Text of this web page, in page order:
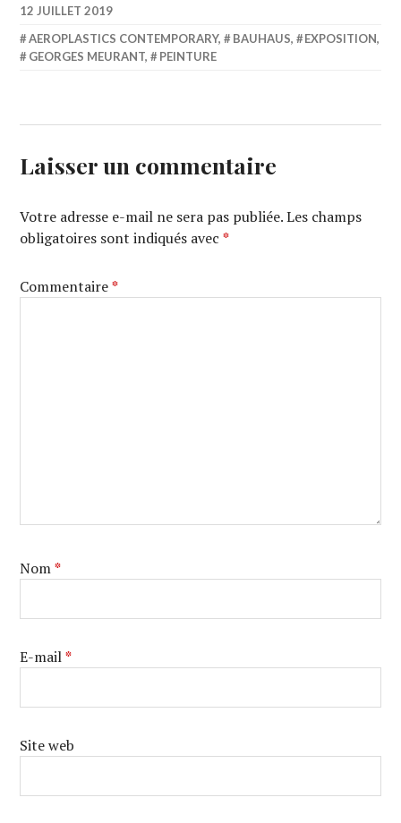
12 JUILLET 2019
AEROPLASTICS CONTEMPORARY, BAUHAUS, EXPOSITION,
GEORGES MEURANT, PEINTURE
Laisser un commentaire
Votre adresse e-mail ne sera pas publiée. Les champs
obligatoires sont indiqués avec*
Commentaire*
Nom*
E-mail*
Site web